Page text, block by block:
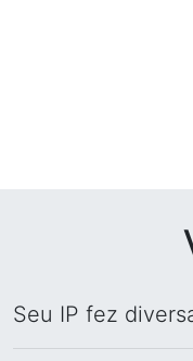
Seu IP fez